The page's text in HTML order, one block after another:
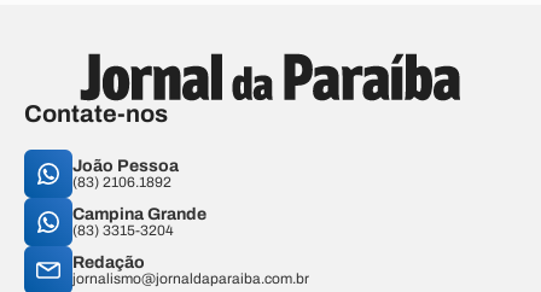
Contate-nos
João Pessoa
(83) 2106.1892
Campina Grande
(83) 3315-3204
Redação
jornalismo@jornaldaparaiba.com.br